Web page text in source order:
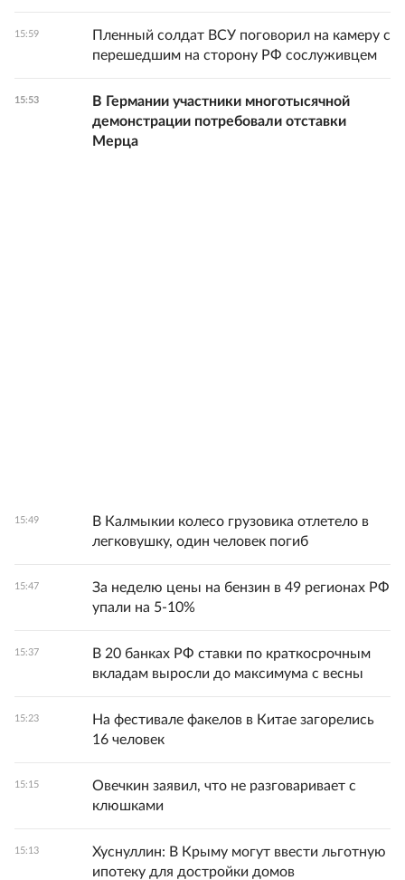
15:59
Пленный солдат ВСУ поговорил на камеру с
перешедшим на сторону РФ сослуживцем
15:53
В Германии участники многотысячной
демонстрации потребовали отставки
Мерца
15:49
В Калмыкии колесо грузовика отлетело в
легковушку, один человек погиб
15:47
За неделю цены на бензин в 49 регионах РФ
упали на 5-10%
15:37
В 20 банках РФ ставки по краткосрочным
вкладам выросли до максимума с весны
15:23
На фестивале факелов в Китае загорелись
16 человек
15:15
Овечкин заявил, что не разговаривает с
клюшками
15:13
Хуснуллин: В Крыму могут ввести льготную
ипотеку для достройки домов